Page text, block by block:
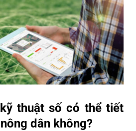
thuật số có thể tiết
dân không?